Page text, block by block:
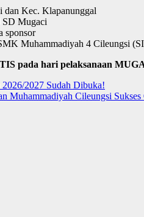
dan Kec. Klapanunggal
SD Mugaci
sponsor
Muhammadiyah 4 Cileungsi
pada hari pelaksanaan
2027 Sudah Dibuka!
Muhammadiyah Cileungsi